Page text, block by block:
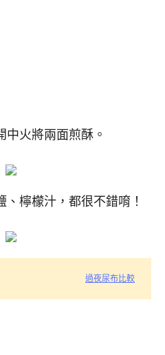
中火將兩面煎酥。
檸檬汁，都很不錯唷！
過夜尿布比較